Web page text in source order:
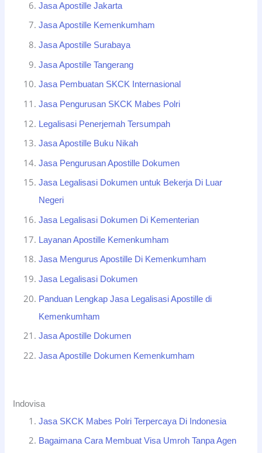
Jasa Apostille Jakarta
Jasa Apostille Kemenkumham
Jasa Apostille Surabaya
Jasa Apostille Tangerang
Jasa Pembuatan SKCK Internasional
Jasa Pengurusan SKCK Mabes Polri
Legalisasi Penerjemah Tersumpah
Jasa Apostille Buku Nikah
Jasa Pengurusan Apostille Dokumen
Jasa Legalisasi Dokumen untuk Bekerja Di Luar
Negeri
Jasa Legalisasi Dokumen Di Kementerian
Layanan Apostille Kemenkumham
Jasa Mengurus Apostille Di Kemenkumham
Jasa Legalisasi Dokumen
Panduan Lengkap Jasa Legalisasi Apostille di
Kemenkumham
Jasa Apostille Dokumen
Jasa Apostille Dokumen Kemenkumham
Indovisa
Jasa SKCK Mabes Polri Terpercaya Di Indonesia
Bagaimana Cara Membuat Visa Umroh Tanpa Agen